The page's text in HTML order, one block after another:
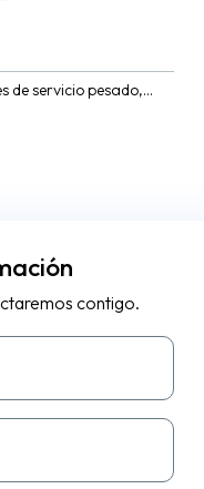
de servicio pesado,
contigo.